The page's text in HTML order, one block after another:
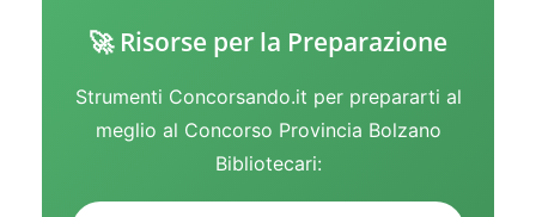
🚀 Risorse per la Preparazione
Strumenti Concorsando.it per prepararti al
meglio al Concorso Provincia Bolzano
Bibliotecari: